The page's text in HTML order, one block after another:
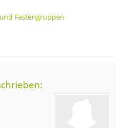
Fastengruppen